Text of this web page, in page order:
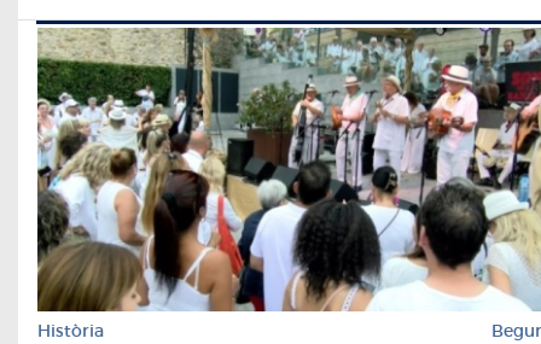
Història Begur